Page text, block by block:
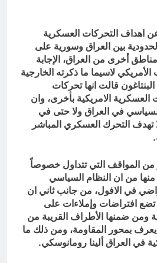
اهداف التحركات العسكرية
بين العراق وسورية على
أخرى من العراق، الإجابة
لاسيما ما ذكرته الخارجية
البنتاغون قالت انها تحركات
الامريكية بأخرى، وان
في العراق ولا حتى في
تهدف التحرك العسكري المباشر
المواقف التي تتداول خصوصاً
من ان النظام السياسي
في الافول، من جانب ثاني ان
تضع افتراضات وإملاءات على
ومن ضمنها الأطراف القريبة من
يعرف بمحور المقاومة، ومن ذلك ما
في العراق ألينا رومانوسكي.